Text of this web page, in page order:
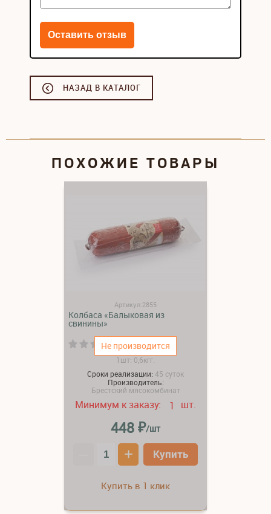
НАЗАД В КАТАЛОГ
ПОХОЖИЕ ТОВАРЫ
Не производится
Артикул:2855
Колбаса «Балыковая из
свинины»
(0)
1шт: 0,6кгг.
Сроки реализации: 45 суток
Производитель:
Брестский мясокомбинат
Минимум к заказу: 1 шт.
448₽/шт
+ Купить
Купить в 1 клик